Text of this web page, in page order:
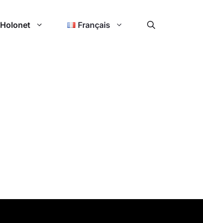
Holonet Français